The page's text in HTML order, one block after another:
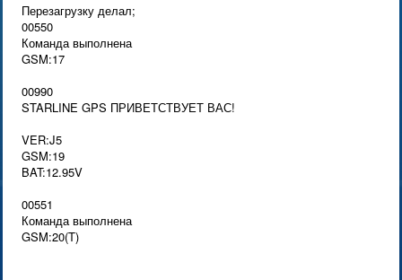
Перезагрузку делал;
00550
Команда выполнена
GSM:17
00990
STARLINE GPS ПРИВЕТСТВУЕТ ВАС!
VER:J5
GSM:19
BAT:12.95V
00551
Команда выполнена
GSM:20(T)